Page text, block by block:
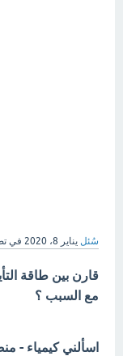
سُئل يناير 8، 2020 في
قارن بين طاقة
مع السبب ؟
اسألني كيمياء -